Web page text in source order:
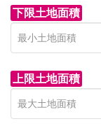
下限土地面積
上限土地面積